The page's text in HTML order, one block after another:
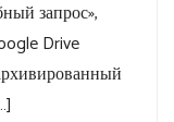
запрос»,
Drive